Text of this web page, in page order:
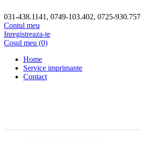
031-438.1141, 0749-103.402, 0725-930.757
Contul meu
Inregistreaza-te
Cosul meu (0)
Home
Service imprimante
Contact